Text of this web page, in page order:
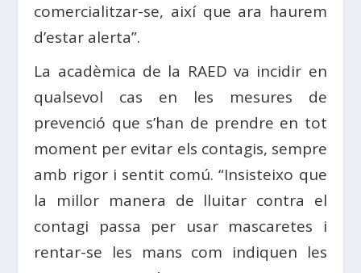
comercialitzar-se, així que ara haurem
d’estar alerta”.
La acadèmica de la RAED va incidir en
qualsevol cas en les mesures de
prevenció que s’han de prendre en tot
moment per evitar els contagis, sempre
amb rigor i sentit comú. “Insisteixo que
la millor manera de lluitar contra el
contagi passa per usar mascaretes i
rentar-se les mans com indiquen les